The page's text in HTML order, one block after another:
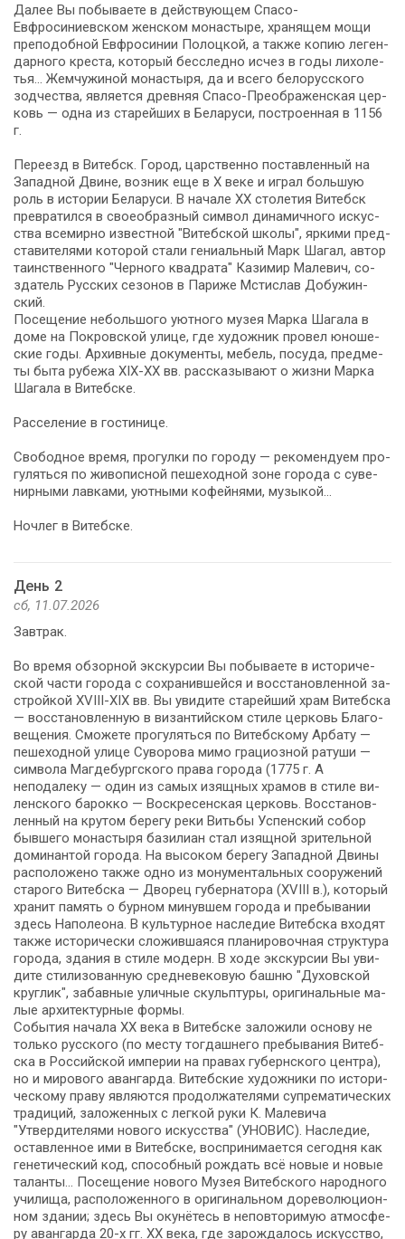
Да­лее Вы по­бы­ва­е­те в дей­ству­ю­щем Спасо-
Евфросиниевском жен­ском монастыре, хра­ня­щем мо­щи
пре­по­доб­ной Ев­фро­си­нии По­лоц­кой, а так­же копию ле­ген­
дар­но­го креста, ко­то­рый бесследно исчез в го­ды ли­хо­ле­
тья… Жемчужиной мо­на­сты­ря, да и все­го бе­ло­рус­ско­го
зод­че­ства, яв­ля­ет­ся древ­няя Спасо-Преображенская цер­
ковь — од­на из ста­рей­ших в Бе­ла­ру­си, по­стро­ен­ная в 1156
г.
Пе­ре­езд в Витебск. Город, цар­ствен­но по­став­лен­ный на
За­пад­ной Дви­не, воз­ник еще в X ве­ке и иг­рал боль­шую
роль в ис­то­рии Бе­ла­ру­си. В на­ча­ле XX сто­ле­тия Ви­тебск
пре­вра­тил­ся в свое­об­раз­ный сим­вол ди­на­мич­но­го ис­кус­
ства все­мир­но из­вест­ной "Ви­теб­ской шко­лы", яр­ки­ми пред­
ста­ви­те­ля­ми ко­то­рой ста­ли ге­ни­аль­ный Марк Ша­гал, ав­тор
та­ин­ствен­но­го "Чер­но­го квад­ра­та" Ка­зи­мир Ма­ле­вич, со­
зда­тель Рус­ских се­зо­нов в Па­ри­же Мсти­слав До­бу­жин­
ский.
По­се­ще­ние не­боль­шо­го уют­но­го музея Марка Шагала в
до­ме на По­кров­ской ули­це, где ху­дож­ник про­вел юно­ше­
ские го­ды. Архивные до­ку­мен­ты, ме­бель, посуда, пред­ме­
ты бы­та ру­бе­жа XIX-XX вв. рассказывают о жиз­ни Мар­ка
Ша­га­ла в Ви­теб­ске.
Расселение в го­сти­ни­це.
Сво­бод­ное вре­мя, про­гул­ки по го­ро­ду — ре­ко­мен­ду­ем про­
гу­лять­ся по жи­во­пис­ной пе­ше­ход­ной зоне го­ро­да с су­ве­
нир­ны­ми лав­ка­ми, уютными ко­фей­ня­ми, му­зы­кой…
Ноч­лег в Ви­теб­ске.
День 2
сб, 11.07.2026
Зав­трак.
Во вре­мя обзорной экскурсии Вы по­бы­ва­е­те в ис­то­ри­че­
ской ча­сти го­ро­да с со­хра­нив­шей­ся и вос­ста­нов­лен­ной за­
строй­кой ХVIII-XIX вв. Вы уви­ди­те старейший храм Ви­теб­ска
— вос­ста­нов­лен­ную в ви­зан­тий­ском сти­ле цер­ковь Бла­го­
ве­ще­ния. Сможете про­гу­лять­ся по Витебскому Ар­ба­ту —
пе­ше­ход­ной ули­це Су­во­ро­ва ми­мо грациозной ратуши —
сим­во­ла Маг­де­бург­ско­го пра­ва го­ро­да (1775 г. А
неподалеку — один из са­мых изящ­ных хра­мов в сти­ле ви­
лен­ско­го ба­рок­ко — Воскресенская цер­ковь. Вос­ста­нов­
лен­ный на кру­том бе­ре­гу ре­ки Вить­бы Успен­ский со­бор
быв­ше­го мо­на­сты­ря ба­зи­ли­ан стал изящ­ной зри­тель­ной
до­ми­нан­той го­ро­да. На вы­со­ком бе­ре­гу За­пад­ной Дви­ны
рас­по­ло­же­но так­же од­но из мо­ну­мен­таль­ных со­ору­же­ний
ста­ро­го Ви­теб­ска — Дворец гу­бер­на­то­ра (XVIII в.), ко­то­рый
хра­нит па­мять о бур­ном ми­нув­шем го­ро­да и пребывании
здесь На­по­лео­на. В куль­тур­ное на­сле­дие Ви­теб­ска вхо­дят
так­же ис­то­ри­че­ски сло­жив­ша­я­ся планировочная струк­ту­ра
го­ро­да, зда­ния в сти­ле мо­дерн. В хо­де экс­кур­сии Вы уви­
ди­те сти­ли­зо­ван­ную сред­не­ве­ко­вую баш­ню "Ду­хов­ской
круг­лик", за­бав­ные улич­ные скульп­ту­ры, ори­ги­наль­ные ма­
лые ар­хи­тек­тур­ные фор­мы.
События на­ча­ла ХХ ве­ка в Ви­теб­ске заложили основу не
толь­ко рус­ско­го (по месту тогдашнего пре­бы­ва­ния Ви­теб­
ска в Рос­сий­ской им­пе­рии на пра­вах губернского цен­тра),
но и ми­ро­во­го аван­гар­да. Витебские ху­дож­ни­ки по ис­то­ри­
че­ско­му пра­ву яв­ля­ют­ся продолжателями супрематических
тра­ди­ций, заложенных с легкой руки К. Малевича
"Утвердителями нового ис­кус­ства" (УНОВИС). Наследие,
оставленное ими в Ви­теб­ске, вос­при­ни­ма­ет­ся се­год­ня как
генетический код, способный рождать всё но­вые и но­вые
та­лан­ты… По­се­ще­ние нового Музея Витебского народного
училища, рас­по­ло­жен­но­го в оригинальном до­ре­во­лю­ци­он­
ном зда­нии; здесь Вы окунё­тесь в не­по­вто­ри­мую ат­мо­сфе­
ру аван­гар­да 20-х гг. ХХ ве­ка, где зарождалось ис­кус­ство,